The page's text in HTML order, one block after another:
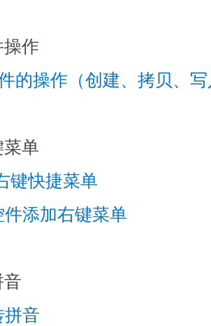
作
的操作（创建、拷贝、
单
键快捷菜单
件添加右键菜单
音
拼音